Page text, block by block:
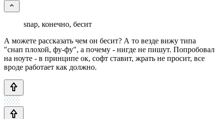
snap, конечно, бесит
А можете рассказать чем он бесит? А то везде вижу типа
"снап плохой, фу-фу", а почему - нигде не пишут. Попробовал
на ноуте - в принципе ок, софт ставит, жрать не просит, все
вроде работает как должно.